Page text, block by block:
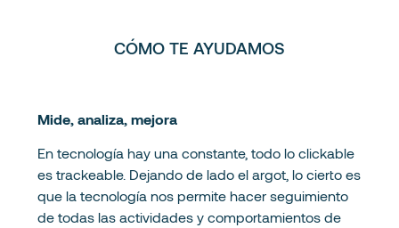
CÓMO TE AYUDAMOS
Mide, analiza, mejora
En tecnología hay una constante, todo lo clickable
es trackeable. Dejando de lado el argot, lo cierto es
que la tecnología nos permite hacer seguimiento
de todas las actividades y comportamientos de